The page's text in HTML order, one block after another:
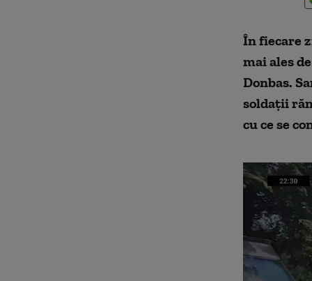
În fiecare
mai ales
Donbas.
soldații
cu ce se